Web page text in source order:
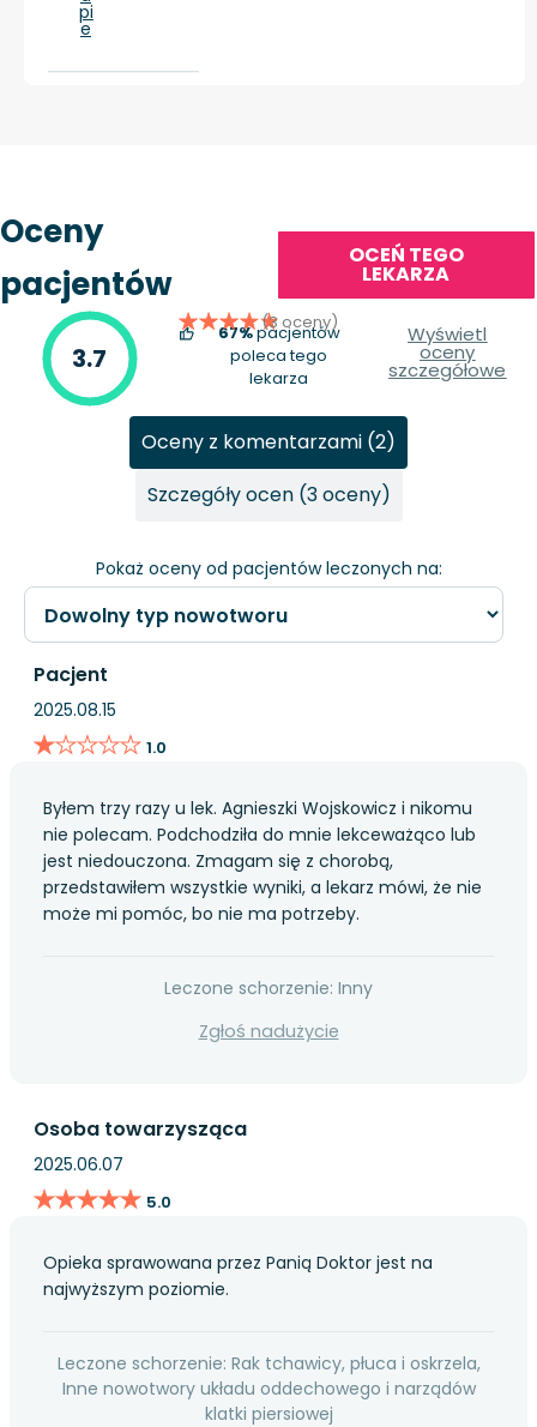
pi
e
Oceny
pacjentów
OCEŃ TEGO
LEKARZA
3.7
(3 oceny)
67%pacjentów
poleca tego
lekarza
Wyświetl
oceny
szczegółowe
Pokaż oceny od pacjentów leczonych na:
Oceny z komentarzami (2)
Szczegóły ocen (3 oceny)
Pacjent
2025.08.15
★★★★★
★★★★★ 1.0
Byłem trzy razy u lek. Agnieszki Wojskowicz i nikomu
nie polecam. Podchodziła do mnie lekceważąco lub
jest niedouczona. Zmagam się z chorobą,
przedstawiłem wszystkie wyniki, a lekarz mówi, że nie
może mi pomóc, bo nie ma potrzeby.
Leczone schorzenie: Inny
Zgłoś nadużycie
Osoba towarzysząca
2025.06.07
★★★★★
★★★★★ 5.0
Opieka sprawowana przez Panią Doktor jest na
najwyższym poziomie.
Leczone schorzenie: Rak tchawicy, płuca i oskrzela,
Inne nowotwory układu oddechowego i narządów
klatki piersiowej